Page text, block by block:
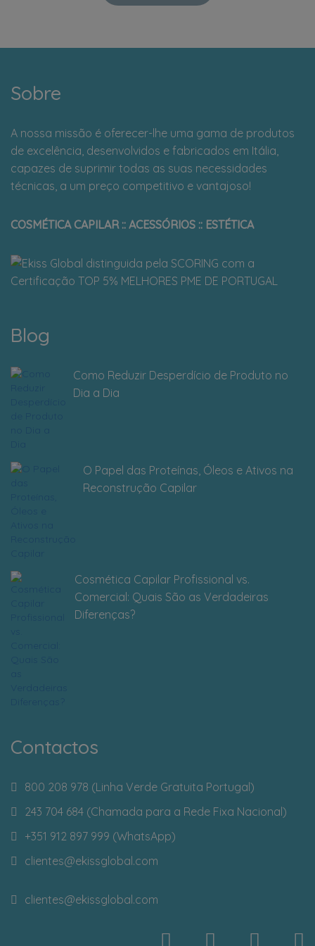
Sobre
A nossa missão é oferecer-lhe uma gama de produtos
de excelência, desenvolvidos e fabricados em Itália,
capazes de suprimir todas as suas necessidades
técnicas, a um preço competitivo e vantajoso!
COSMÉTICA CAPILAR :: ACESSÓRIOS :: ESTÉTICA
Blog
Como Reduzir Desperdício de Produto no
Dia a Dia
O Papel das Proteínas, Óleos e Ativos na
Reconstrução Capilar
Cosmética Capilar Profissional vs.
Comercial: Quais São as Verdadeiras
Diferenças?
Contactos
800 208 978 (Linha Verde Gratuita Portugal)
243 704 684 (Chamada para a Rede Fixa Nacional)
+351 912 897 999 (WhatsApp)
clientes@ekissglobal.com
clientes@ekissglobal.com